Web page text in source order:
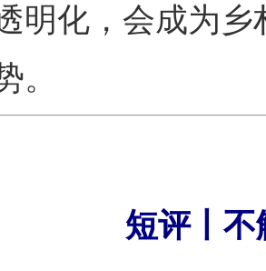
明化，会成为
。
短评丨